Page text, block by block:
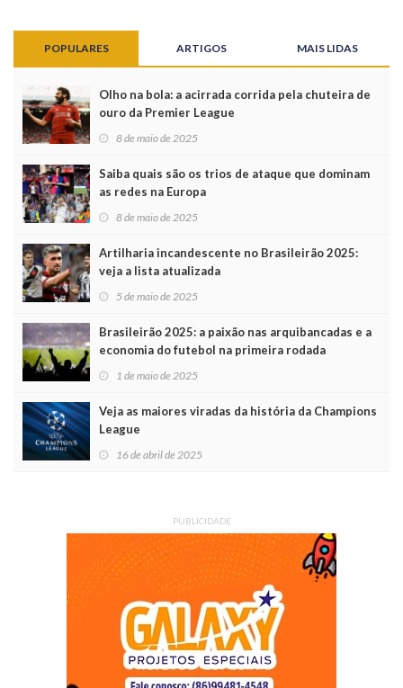
POPULARES ARTIGOS MAIS LIDAS
Olho na bola: a acirrada corrida pela chuteira de
ouro da Premier League
8 de maio de 2025
Saiba quais são os trios de ataque que dominam
as redes na Europa
8 de maio de 2025
Artilharia incandescente no Brasileirão 2025:
veja a lista atualizada
5 de maio de 2025
Brasileirão 2025: a paixão nas arquibancadas e a
economia do futebol na primeira rodada
1 de maio de 2025
Veja as maiores viradas da história da Champions
League
16 de abril de 2025
PUBLICIDADE